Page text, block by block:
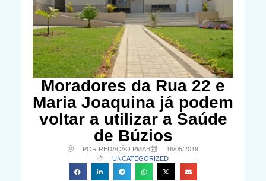
Moradores da Rua 22 e
Maria Joaquina já podem
voltar a utilizar a Saúde
de Búzios
POR REDAÇÃO PMAB
16/05/2019
UNCATEGORIZED